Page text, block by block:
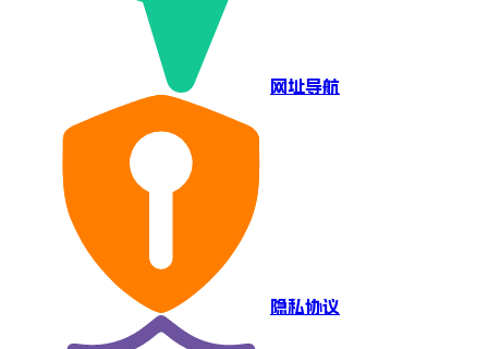
网址导航
隐私协议